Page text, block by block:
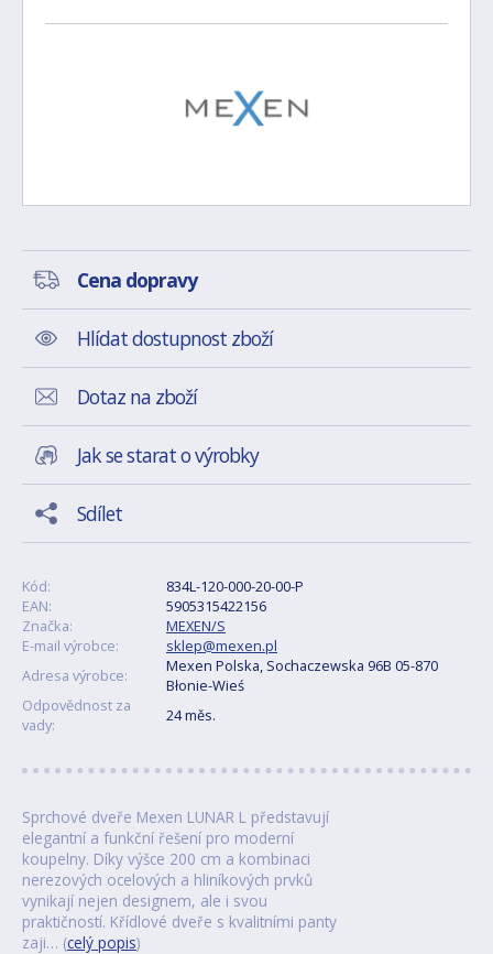
Cena dopravy
Hlídat dostupnost zboží
Dotaz na zboží
Jak se starat o výrobky
Sdílet
Kód:
834L-120-000-20-00-P
EAN:
5905315422156
Značka:
MEXEN/S
E-mail výrobce:
sklep@mexen.pl
Adresa výrobce:
Mexen Polska, Sochaczewska 96B 05-870
Błonie-Wieś
Odpovědnost za
vady:
24 měs.
Sprchové dveře Mexen LUNAR L představují
elegantní a funkční řešení pro moderní
koupelny. Díky výšce 200 cm a kombinaci
nerezových ocelových a hliníkových prvků
vynikají nejen designem, ale i svou
praktičností. Křídlové dveře s kvalitními panty
zaji… (celý popis)